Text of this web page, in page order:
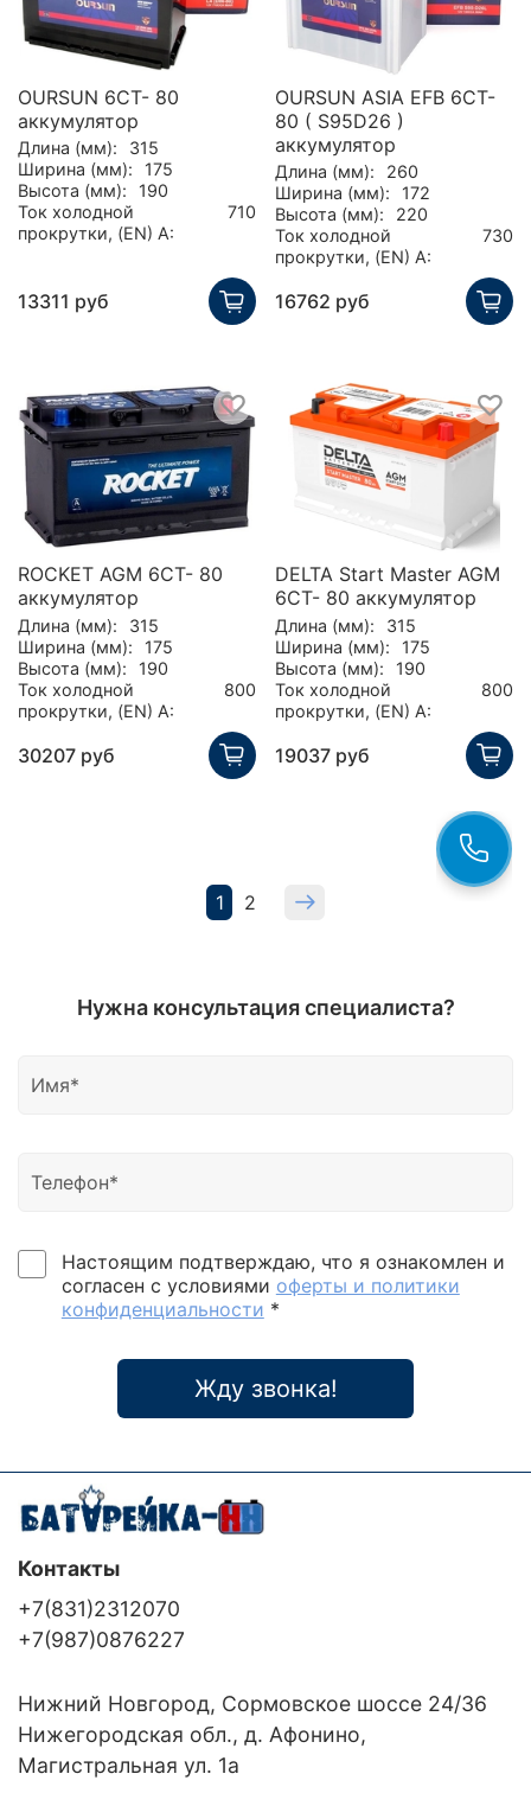
OURSUN 6CT- 80
аккумулятор
Длина (мм):
315
Ширина (мм):
175
Высота (мм):
190
Ток холодной
прокрутки, (EN) А:
710
13311 руб
OURSUN ASIA EFB 6CT-
80 ( S95D26 )
аккумулятор
Длина (мм):
260
Ширина (мм):
172
Высота (мм):
220
Ток холодной
прокрутки, (EN) А:
730
16762 руб
ROCKET AGM 6CT- 80
аккумулятор
Длина (мм):
315
Ширина (мм):
175
Высота (мм):
190
Ток холодной
прокрутки, (EN) А:
800
30207 руб
DELTA Start Master AGM
6CT- 80 аккумулятор
Длина (мм):
315
Ширина (мм):
175
Высота (мм):
190
Ток холодной
прокрутки, (EN) А:
800
19037 руб
1 2
Нужна консультация специалиста?
Настоящим подтверждаю, что я ознакомлен и
согласен с условиями оферты и политики
конфиденциальности *
Жду звонка!
Контакты
+7(831)2312070
+7(987)0876227
Нижний Новгород, Сормовское шоссе 24/36
Нижегородская обл., д. Афонино,
Магистральная ул. 1а